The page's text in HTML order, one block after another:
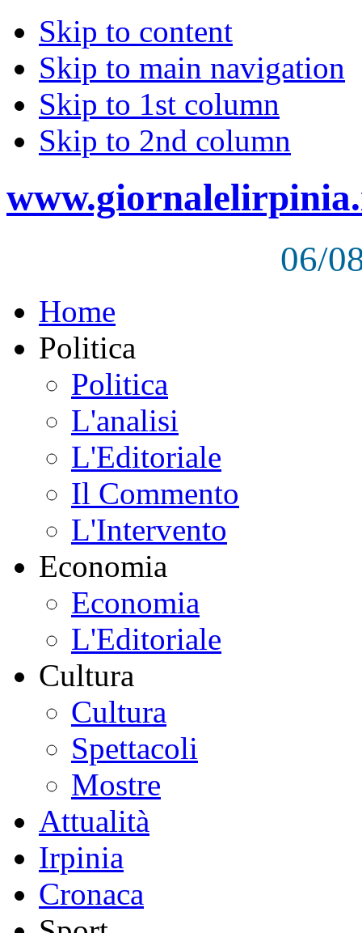
Skip to content
Skip to main navigation
Skip to 1st column
Skip to 2nd column
06/
Home
Politica
Politica
L'analisi
L'Editoriale
Il Commento
L'Intervento
Economia
Economia
L'Editoriale
Cultura
Cultura
Spettacoli
Mostre
Attualità
Irpinia
Cronaca